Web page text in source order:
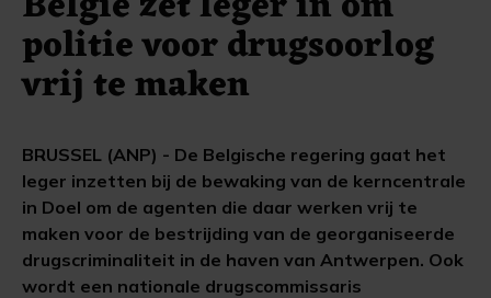
politie voor drugsoorlog
vrij te maken
BRUSSEL (ANP) - De Belgische regering gaat het
leger inzetten bij de bewaking van de kerncentrale
in Doel om de agenten die daar werken vrij te
maken voor de bestrijding van de georganiseerde
drugscriminaliteit in de haven van Antwerpen. Ook
wordt een nationale drugscommissaris